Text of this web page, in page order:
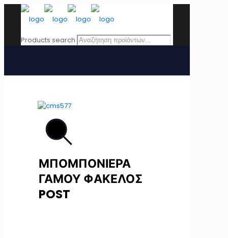
Products search
ΜΠΟΜΠΟΝΙΕΡΑ
ΓΑΜΟΥ ΦΑΚΕΛΟΣ
POST